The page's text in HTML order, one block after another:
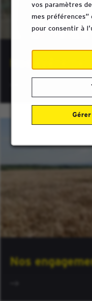
vos paramètres
mes préférences”
pour consentir à
Nos
Nos